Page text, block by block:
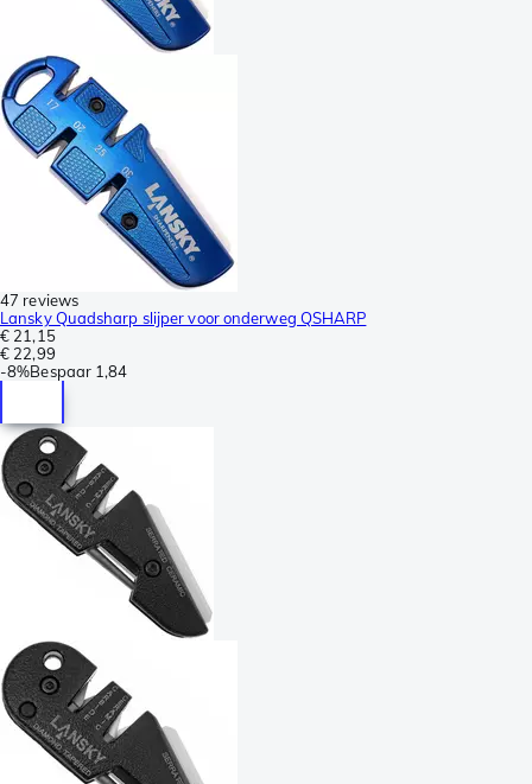
47 reviews
Lansky Quadsharp slijper voor onderweg QSHARP
€ 21,15
€ 22,99
-8%Bespaar 1,84